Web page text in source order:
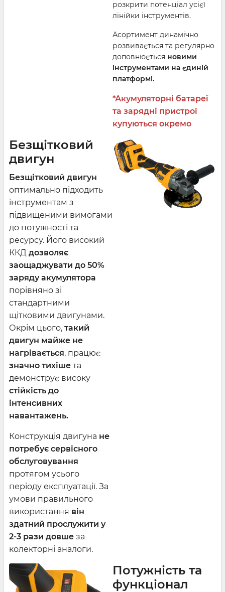
розкрити потенціал усієї
лінійки інструментів.
Асортимент динамічно
розвивається та регулярно
доповнюється новими
інструментами на єдиній
платформі.
*Акумуляторні батареї
та зарядні пристрої
купуються окремо
Безщітковий
двигун
Безщітковий двигун
оптимально підходить
інструментам з
підвищеними вимогами
до потужності та
ресурсу. Його високий
ККД дозволяє
заощаджувати до 50%
заряду акумулятора
порівняно зі
стандартними
щітковими двигунами.
Окрім цього, такий
двигун майже не
нагрівається, працює
значно тихіше та
демонструє високу
стійкість до
інтенсивних
навантажень.
Конструкція двигуна не
потребує сервісного
обслуговування
протягом усього
періоду експлуатації. За
умови правильного
використання він
здатний прослужити у
2-3 рази довше за
колекторні аналоги.
Потужність та
функціонал